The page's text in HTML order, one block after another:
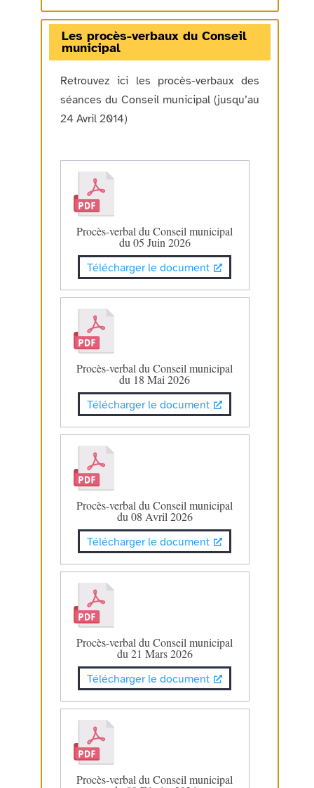
Les procès-verbaux du Conseil
municipal
Retrouvez ici les procès-verbaux des
séances du Conseil municipal (jusqu’au
24 Avril 2014)
Procès-verbal du Conseil municipal
du 05 Juin 2026
Télécharger le document
Procès-verbal du Conseil municipal
du 18 Mai 2026
Télécharger le document
Procès-verbal du Conseil municipal
du 08 Avril 2026
Télécharger le document
Procès-verbal du Conseil municipal
du 21 Mars 2026
Télécharger le document
Procès-verbal du Conseil municipal